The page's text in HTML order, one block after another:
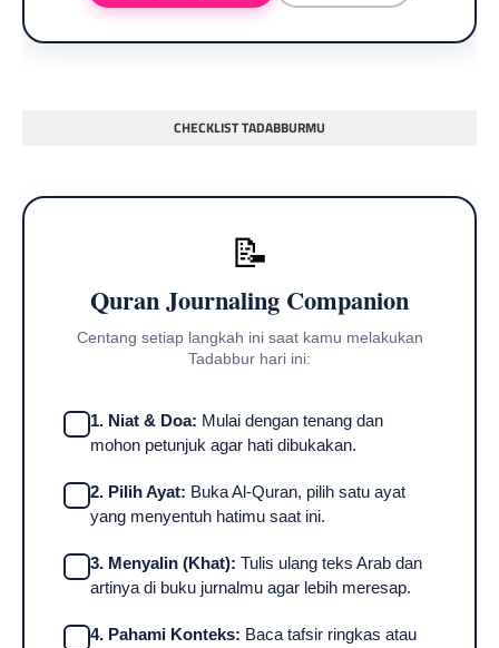
CHECKLIST TADABBURMU
📝
Quran Journaling Companion
Centang setiap langkah ini saat kamu melakukan
Tadabbur hari ini:
1. Niat & Doa: Mulai dengan tenang dan
mohon petunjuk agar hati dibukakan.
2. Pilih Ayat: Buka Al-Quran, pilih satu ayat
yang menyentuh hatimu saat ini.
3. Menyalin (Khat): Tulis ulang teks Arab dan
artinya di buku jurnalmu agar lebih meresap.
4. Pahami Konteks: Baca tafsir ringkas atau